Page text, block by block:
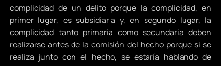
complicidad de un delito porque la complicidad, en
primer lugar, es subsidiaria y, en segundo lugar, la
complicidad tanto primaria como secundaria deben
realizarse antes de la comisión del hecho porque si se
realiza junto con el hecho, se estaría hablando de